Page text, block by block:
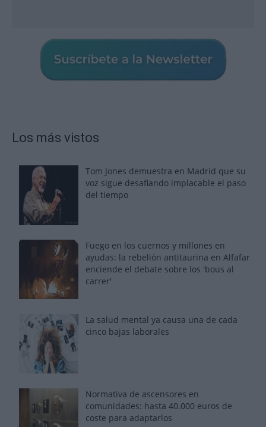
Los más vistos
Tom Jones demuestra en Madrid que su
voz sigue desafiando implacable el paso
del tiempo
Fuego en los cuernos y millones en
ayudas: la rebelión antitaurina en Alfafar
enciende el debate sobre los 'bous al
carrer'
La salud mental ya causa una de cada
cinco bajas laborales
Normativa de ascensores en
comunidades: hasta 40.000 euros de
coste para adaptarlos